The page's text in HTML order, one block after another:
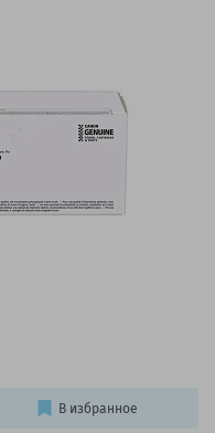
В избранное